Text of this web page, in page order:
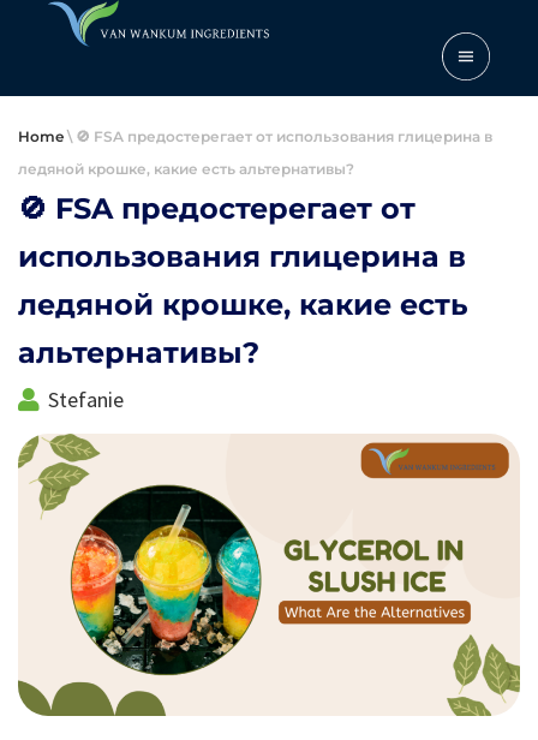
Home \ 🚫 FSA предостерегает от использования глицерина в
ледяной крошке, какие есть альтернативы?
🚫 FSA предостерегает от
использования глицерина в
ледяной крошке, какие есть
альтернативы?
Stefanie